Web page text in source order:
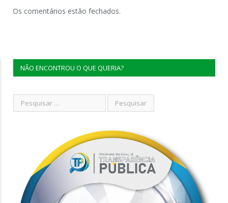
Os comentários estão fechados.
NÃO ENCONTROU O QUE QUERIA?